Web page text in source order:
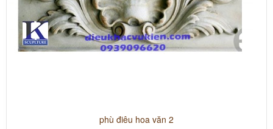
phù điêu hoa văn 2